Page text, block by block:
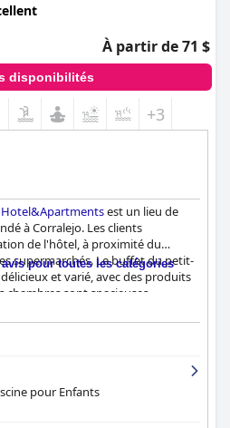
À partir de 71 $
disponibilités
+3
est un lieu de
à Corralejo. Les clients
de l'hôtel, à proximité du
supermarchés. Le buffet du petit-
et varié, avec des produits
chambres sont spacieuses,
des lits confortables et de
salué pour sa propreté, avec
des installations bien entretenues.
et serviable, créant une
piscine est magnifique, spacieuse et
extérieure et chauffée. Les lits
offrant un endroit confortable
pour toutes les catégories
pour Enfants